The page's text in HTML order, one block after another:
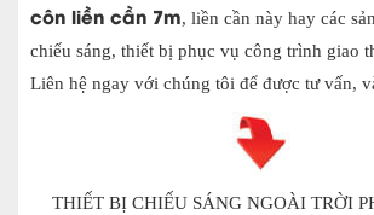
côn liền cần 7m, liền cần này hay các
chiếu sáng, thiết bị phục vụ công trình giao
Liên hệ ngay với chúng tôi để được tư vấn,
THIẾT BỊ CHIẾU SÁNG NGOÀI TRỜI